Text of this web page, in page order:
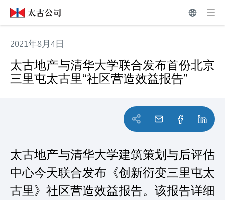
2021年8月4日
太古地产与清华大学联合发布首份北京
三里屯太古里“社区营造效益报告”
太古地产与清华大学建筑策划与后评估
中心今天联合发布《创新衍变三里屯太
古里》社区营造效益报告。该报告详细